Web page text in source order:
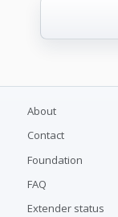
About
Contact
Foundation
FAQ
Extender status